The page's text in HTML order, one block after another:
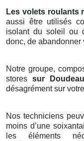
Les volets roulants
aussi être utilisés
isolant du soleil ou
donc, de abandonner
Notre groupe,
storessur
désagrément sur
Nos techniciens
moins d’une
les éléments